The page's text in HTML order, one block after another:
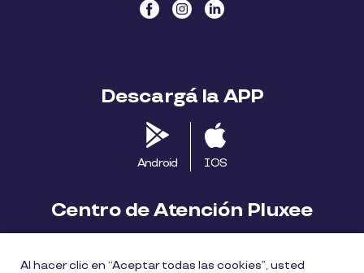
Descargá la APP
Android IOS
Centro de Atención Pluxee
Al hacer clic en “Aceptar todas las cookies”, usted